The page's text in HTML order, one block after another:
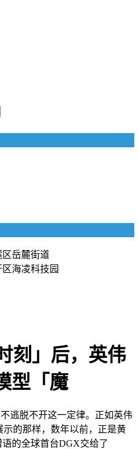
岳麓街道
海凌科技园
刻」后，英伟
型「魔
脱不开这一定律。正如英伟
的那样，数年以前，正是黄
的全球首台DGX交给了